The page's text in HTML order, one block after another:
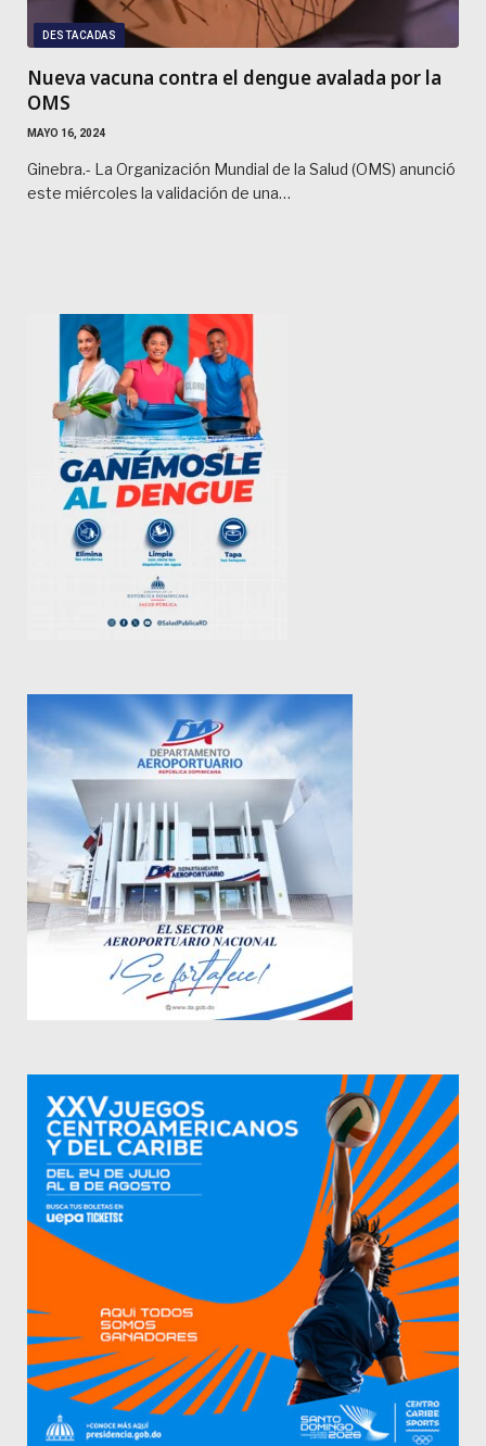
DESTACADAS
Nueva vacuna contra el dengue avalada por la
OMS
MAYO 16, 2024
Ginebra.- La Organización Mundial de la Salud (OMS) anunció
este miércoles la validación de una…